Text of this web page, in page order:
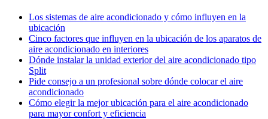
Los sistemas de aire acondicionado y cómo influyen en la
ubicación
Cinco factores que influyen en la ubicación de los aparatos de
aire acondicionado en interiores
Dónde instalar la unidad exterior del aire acondicionado tipo
Split
Pide consejo a un profesional sobre dónde colocar el aire
acondicionado
Cómo elegir la mejor ubicación para el aire acondicionado
para mayor confort y eficiencia